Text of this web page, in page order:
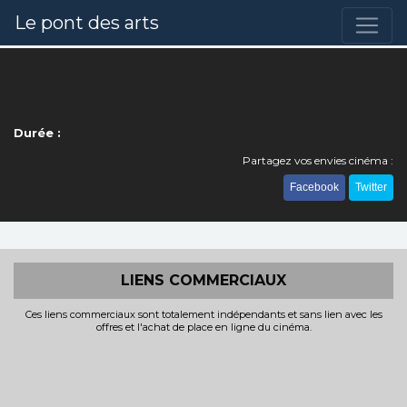
Le pont des arts
Durée :
Partagez vos envies cinéma :
Facebook Twitter
LIENS COMMERCIAUX
Ces liens commerciaux sont totalement indépendants et sans lien avec les
offres et l'achat de place en ligne du cinéma.